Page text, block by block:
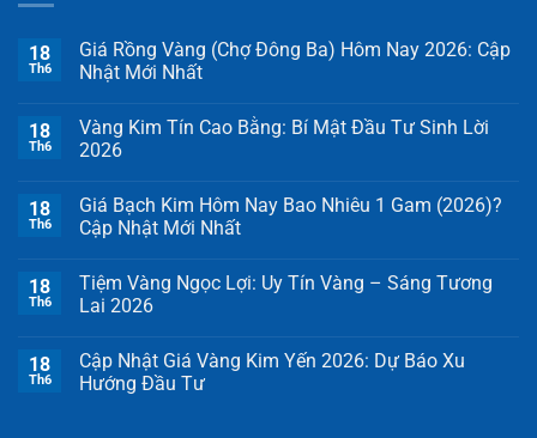
18
Th6
Giá Rồng Vàng (Chợ Đông Ba) Hôm Nay 2026: Cập
Nhật Mới Nhất
18
Th6
Vàng Kim Tín Cao Bằng: Bí Mật Đầu Tư Sinh Lời
2026
18
Th6
Giá Bạch Kim Hôm Nay Bao Nhiêu 1 Gam (2026)?
Cập Nhật Mới Nhất
18
Th6
Tiệm Vàng Ngọc Lợi: Uy Tín Vàng – Sáng Tương
Lai 2026
18
Th6
Cập Nhật Giá Vàng Kim Yến 2026: Dự Báo Xu
Hướng Đầu Tư